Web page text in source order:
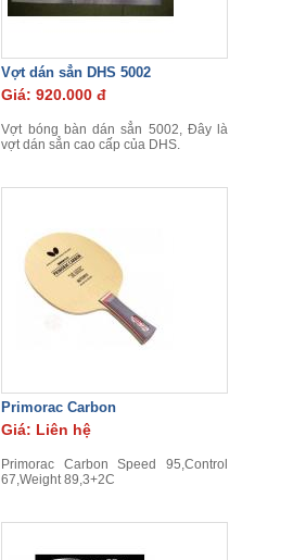
Vợt dán sẳn DHS 5002
Giá: 920.000 đ
Vợt bóng bàn dán sẳn 5002, Đây là
vợt dán sẳn cao cấp của DHS.
Primorac Carbon
Giá: Liên hệ
Primorac Carbon Speed 95,Control
67,Weight 89,3+2C